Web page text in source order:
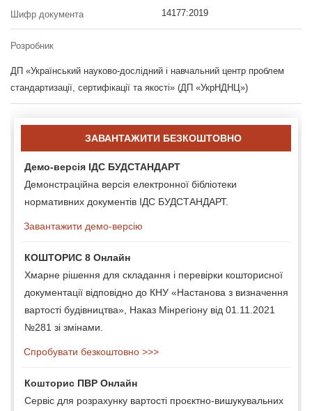
Шифр документа 14177:2019
Розробник
ДП «Український науково-дослідний і навчальний центр проблем
стандартизації, сертифікації та якості» (ДП «УкрНДНЦ»)
ЗАВАНТАЖИТИ БЕЗКОШТОВНО
Демо-версія ІДС БУДСТАНДАРТ
Демонстраційна версія електронної бібліотеки
нормативних документів ІДС БУДСТАНДАРТ.
Завантажити демо-версію
КОШТОРИС 8 Онлайн
Хмарне рішення для складання і перевірки кошторисної
документації відповідно до КНУ «Настанова з визначення
вартості будівництва», Наказ Мінрегіону від 01.11.2021
№281 зі змінами.
Спробувати безкоштовно >>>
Кошторис ПВР Онлайн
Сервіс для розрахунку вартості проєктно-вишукувальних